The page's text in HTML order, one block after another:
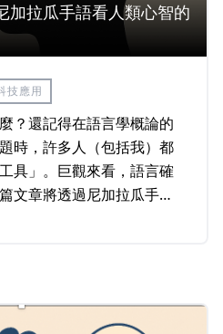
加拉瓜手語看人類心智的
技應用
？還記得在語言學概論的
時，許多人（包括我）都
具」。巨觀來看，語言確
文章將透過尼加拉瓜手語